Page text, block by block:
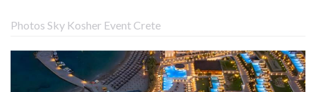
Photos Sky Kosher Event Crete